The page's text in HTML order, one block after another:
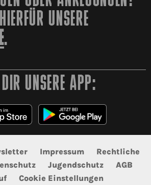
UNSERE
.
UNSERE APP:
Impressum
Rechtliche
Jugendschutz
AGB
Cookie Einstellungen